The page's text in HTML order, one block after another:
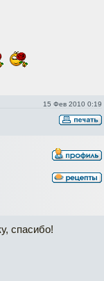
15 Фев 2010 0:19
спасибо!